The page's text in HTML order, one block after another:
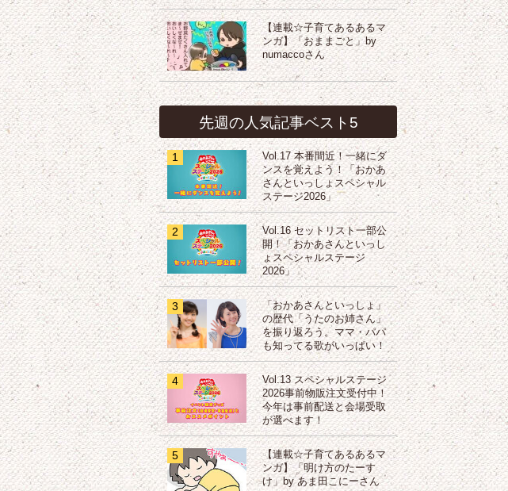
【連載☆子育てあるあるマ
ンガ】「おままごと」by
numaccoさん
先週の人気記事ベスト5
1
Vol.17 本番間近！一緒にダ
ンスを覚えよう！「おかあ
さんといっしょスペシャル
ステージ2026」
2
Vol.16 セットリスト一部公
開！「おかあさんといっし
ょスペシャルステージ
2026」
3
「おかあさんといっしょ」
の歴代「うたのお姉さん」
を振り返ろう。ママ・パパ
も知ってる歌がいっぱい！
4
Vol.13 スペシャルステージ
2026事前物販注文受付中！
今年は事前配送と会場受取
が選べます！
5
【連載☆子育てあるあるマ
ンガ】「明け方のたーす
け」by あま田こにーさん